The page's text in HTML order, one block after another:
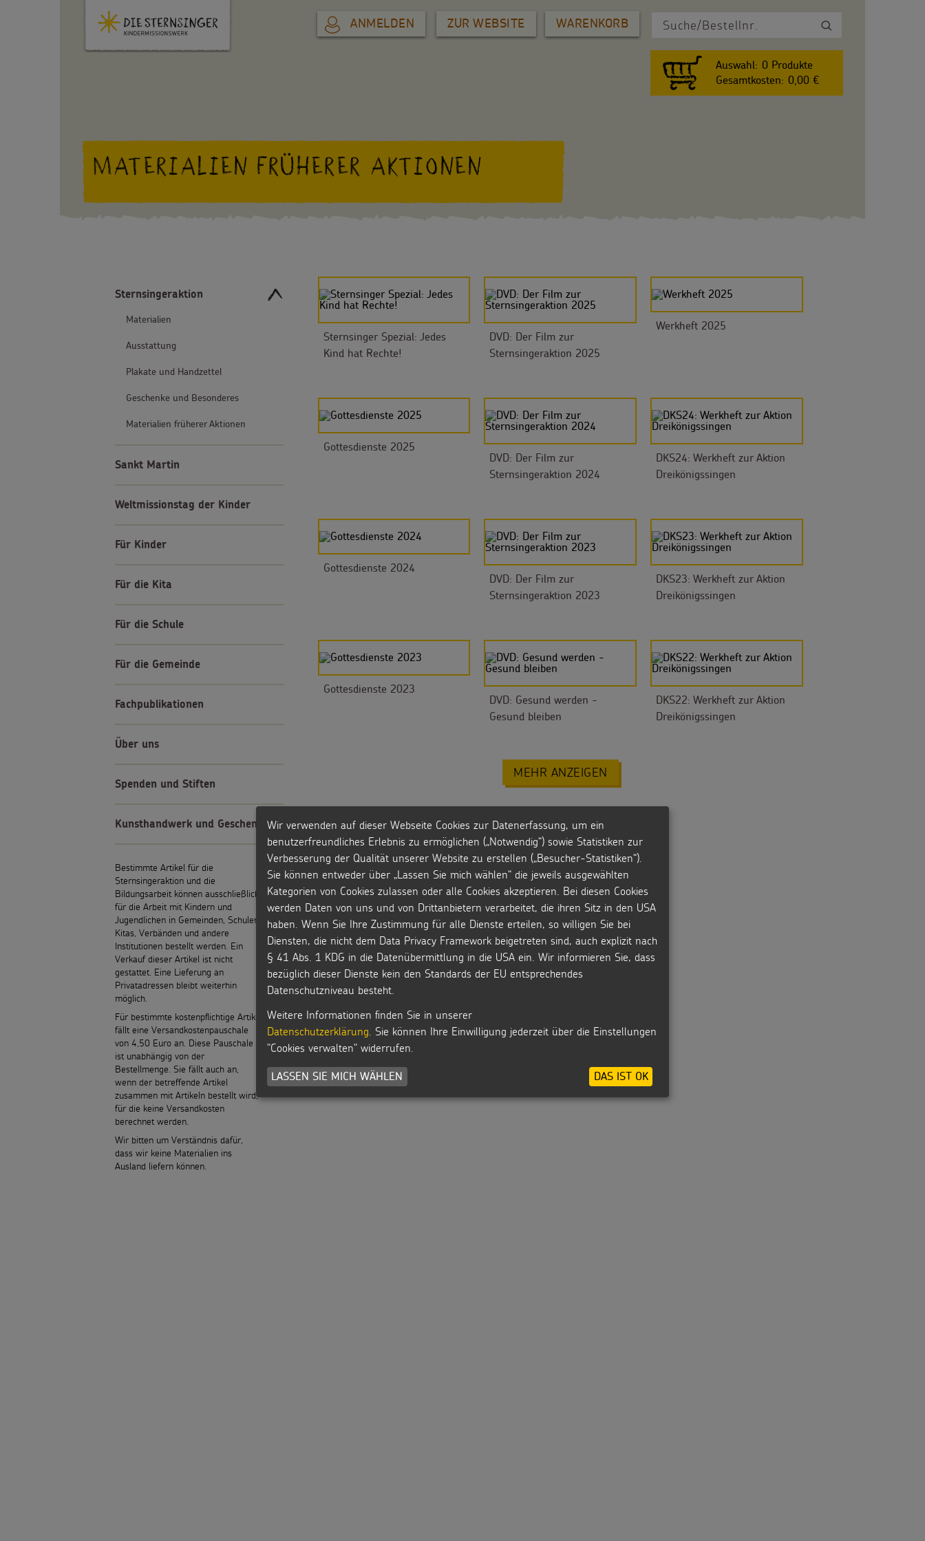
Auswahl: 0 Produkte
Gesamtkosten: 0,00 €
ZUR WEBSITE WARENKORB
ANMELDEN
MATERIALIEN FRÜHERER AKTIONEN
Sternsingeraktion
Materialien
Ausstattung
Plakate und Handzettel
Geschenke und Besonderes
Materialien früherer Aktionen
Sankt Martin
Weltmissionstag der Kinder
Für Kinder
Für die Kita
Für die Schule
Für die Gemeinde
Fachpublikationen
Über uns
Spenden und Stiften
Kunsthandwerk und Geschenke
Bestimmte Artikel für die
Sternsingeraktion und die
Bildungsarbeit können ausschließlich
für die Arbeit mit Kindern und
Jugendlichen in Gemeinden, Schulen,
Kitas, Verbänden und andere
Institutionen bestellt werden. Ein
Verkauf dieser Artikel ist nicht
gestattet. Eine Lieferung an
Privatadressen bleibt weiterhin
möglich.
Für bestimmte kostenpflichtige Artikel
fällt eine Versandkostenpauschale
von 4,50 Euro an. Diese Pauschale
ist unabhängig von der
Bestellmenge. Sie fällt auch an,
wenn der betreffende Artikel
zusammen mit Artikeln bestellt wird,
für die keine Versandkosten
berechnet werden.
Wir bitten um Verständnis dafür,
dass wir keine Materialien ins
Ausland liefern können.
Sternsinger Spezial: Jedes
Kind hat Rechte!
DVD: Der Film zur
Sternsingeraktion 2025
Werkheft 2025
Gottesdienste 2025
DVD: Der Film zur
Sternsingeraktion 2024
DKS24: Werkheft zur Aktion
Dreikönigssingen
Gottesdienste 2024
DVD: Der Film zur
Sternsingeraktion 2023
DKS23: Werkheft zur Aktion
Dreikönigssingen
Gottesdienste 2023
DVD: Gesund werden -
Gesund bleiben
DKS22: Werkheft zur Aktion
Dreikönigssingen
MEHR ANZEIGEN
Wir verwenden auf dieser Webseite Cookies zur Datenerfassung, um ein
benutzerfreundliches Erlebnis zu ermöglichen („Notwendig“) sowie Statistiken zur
Verbesserung der Qualität unserer Website zu erstellen („Besucher-Statistiken“).
Sie können entweder über „Lassen Sie mich wählen“ die jeweils ausgewählten
Kategorien von Cookies zulassen oder alle Cookies akzeptieren. Bei diesen Cookies
werden Daten von uns und von Drittanbietern verarbeitet, die ihren Sitz in den USA
haben. Wenn Sie Ihre Zustimmung für alle Dienste erteilen, so willigen Sie bei
Diensten, die nicht dem Data Privacy Framework beigetreten sind, auch explizit nach
§ 41 Abs. 1 KDG in die Datenübermittlung in die USA ein. Wir informieren Sie, dass
bezüglich dieser Dienste kein den Standards der EU entsprechendes
Datenschutzniveau besteht.
Weitere Informationen finden Sie in unserer
Datenschutzerklärung . Sie können Ihre Einwilligung jederzeit über die Einstellungen
"Cookies verwalten" widerrufen.
LASSEN SIE MICH WÄHLEN DAS IST OK